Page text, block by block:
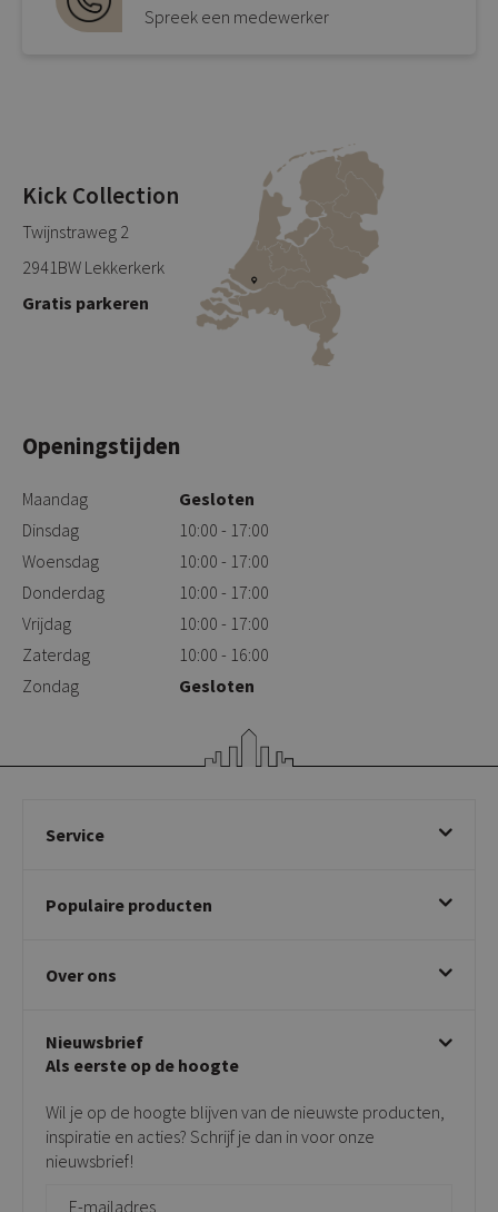
Spreek een medewerker
Kick Collection
Twijnstraweg 2
2941BW Lekkerkerk
Gratis parkeren
Openingstijden
Maandag
Gesloten
Dinsdag
10:00 - 17:00
Woensdag
10:00 - 17:00
Donderdag
10:00 - 17:00
Vrijdag
10:00 - 17:00
Zaterdag
10:00 - 16:00
Zondag
Gesloten
Service
Betalen & annuleren
Klachtafhandeling
Privacy policy
Populaire producten
Draaibare eetkamerstoelen
Taupe stoelen
Tuinstoelen
Bijzettafels
Over ons
Showroom
Contact
Onderhoudsproducten
Vloerbescherming
Giftcards
Nieuwsbrief
Als eerste op de hoogte
Wil je op de hoogte blijven van de nieuwste producten,
inspiratie en acties? Schrijf je dan in voor onze
nieuwsbrief!